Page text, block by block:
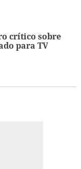
crítico sobre
para TV